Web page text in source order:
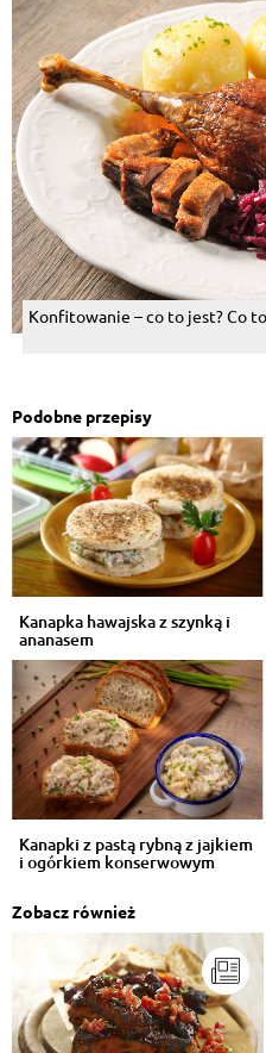
Konfitowanie – co to jest? Co
Podobne przepisy
Kanapka hawajska z szynką i
ananasem
Kanapki z pastą rybną z jajkiem
i ogórkiem konserwowym
Zobacz również